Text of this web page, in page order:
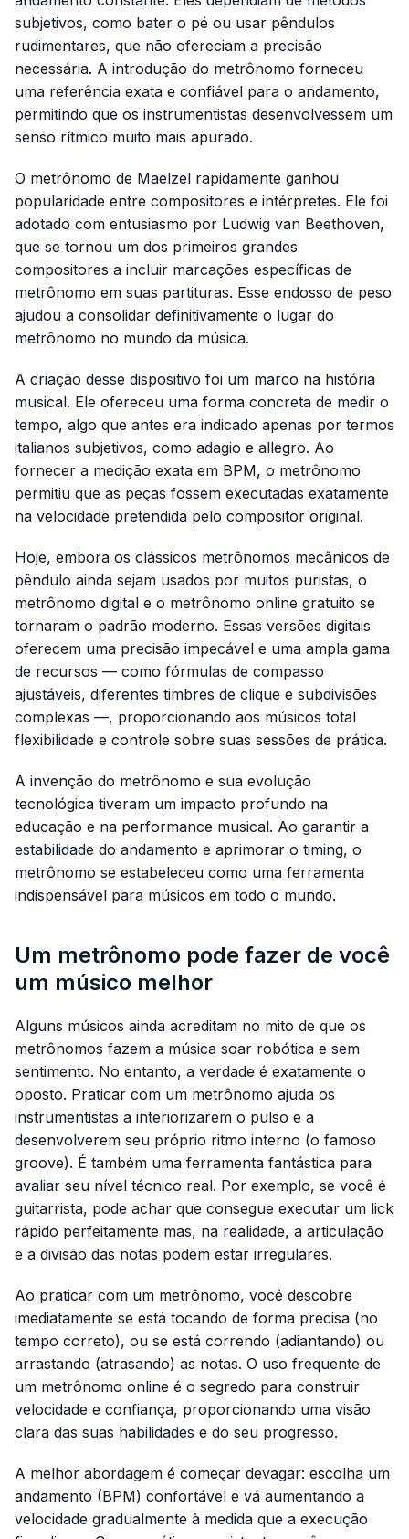
subjetivos, como bater o pé ou usar pêndulos
rudimentares, que não ofereciam a precisão
necessária. A introdução do metrônomo forneceu
uma referência exata e confiável para o andamento,
permitindo que os instrumentistas desenvolvessem um
senso rítmico muito mais apurado.
O metrônomo de Maelzel rapidamente ganhou
popularidade entre compositores e intérpretes. Ele foi
adotado com entusiasmo por Ludwig van Beethoven,
que se tornou um dos primeiros grandes
compositores a incluir marcações específicas de
metrônomo em suas partituras. Esse endosso de peso
ajudou a consolidar definitivamente o lugar do
metrônomo no mundo da música.
A criação desse dispositivo foi um marco na história
musical. Ele ofereceu uma forma concreta de medir o
tempo, algo que antes era indicado apenas por termos
italianos subjetivos, como adagio e allegro. Ao
fornecer a medição exata em BPM, o metrônomo
permitiu que as peças fossem executadas exatamente
na velocidade pretendida pelo compositor original.
Hoje, embora os clássicos metrônomos mecânicos de
pêndulo ainda sejam usados por muitos puristas, o
metrônomo digital e o metrônomo online gratuito se
tornaram o padrão moderno. Essas versões digitais
oferecem uma precisão impecável e uma ampla gama
de recursos — como fórmulas de compasso
ajustáveis, diferentes timbres de clique e subdivisões
complexas —, proporcionando aos músicos total
flexibilidade e controle sobre suas sessões de prática.
A invenção do metrônomo e sua evolução
tecnológica tiveram um impacto profundo na
educação e na performance musical. Ao garantir a
estabilidade do andamento e aprimorar o timing, o
metrônomo se estabeleceu como uma ferramenta
indispensável para músicos em todo o mundo.
Um metrônomo pode fazer de você
um músico melhor
Alguns músicos ainda acreditam no mito de que os
metrônomos fazem a música soar robótica e sem
sentimento. No entanto, a verdade é exatamente o
oposto. Praticar com um metrônomo ajuda os
instrumentistas a interiorizarem o pulso e a
desenvolverem seu próprio ritmo interno (o famoso
groove). É também uma ferramenta fantástica para
avaliar seu nível técnico real. Por exemplo, se você é
guitarrista, pode achar que consegue executar um lick
rápido perfeitamente mas, na realidade, a articulação
e a divisão das notas podem estar irregulares.
Ao praticar com um metrônomo, você descobre
imediatamente se está tocando de forma precisa (no
tempo correto), ou se está correndo (adiantando) ou
arrastando (atrasando) as notas. O uso frequente de
um metrônomo online é o segredo para construir
velocidade e confiança, proporcionando uma visão
clara das suas habilidades e do seu progresso.
A melhor abordagem é começar devagar: escolha um
andamento (BPM) confortável e vá aumentando a
velocidade gradualmente à medida que a execução